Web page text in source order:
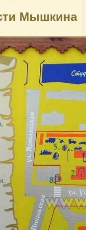
Мышкина